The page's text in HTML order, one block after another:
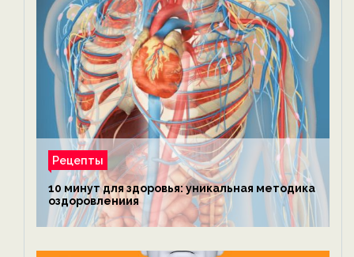
Рецепты
10 минут для здоровья: уникальная методика
оздоровлениия